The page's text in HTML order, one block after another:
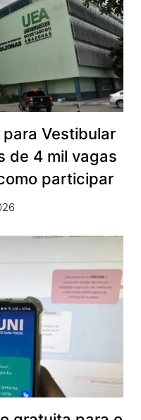
Vestibular
de 4 mil vagas
participar